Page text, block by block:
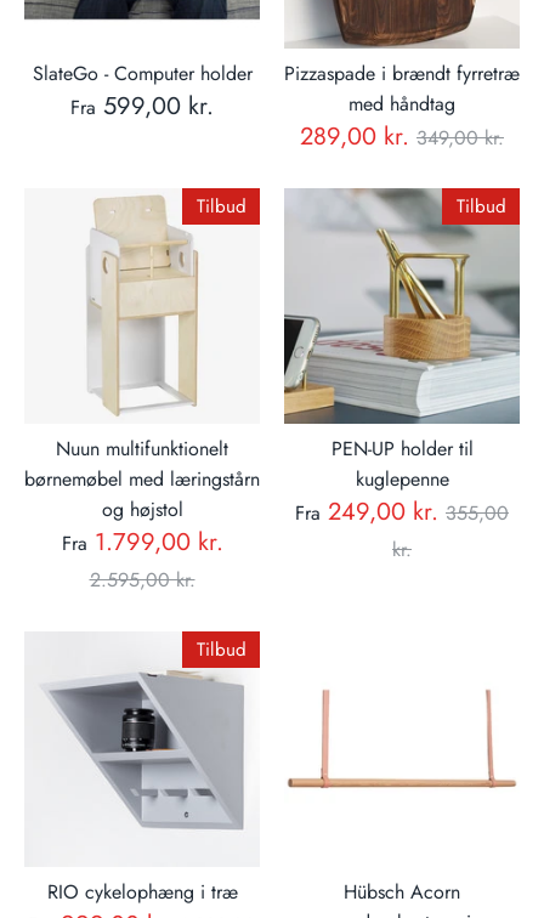
SlateGo - Computer holder
Fra 599,00 kr.
Pizzaspade i brændt fyrretræ
med håndtag
289,00 kr. Normal
349,00 kr.
Nuun multifunktionelt
børnemøbel med læringstårn
og højstol
Fra 1.799,00 kr.
2.595,00 kr.
Tilbud
PEN-UP holder til
kuglepenne
Fra 249,00 kr. Normal
355,00
kr.
Tilbud
RIO cykelophæng i træ
Tilbud
Hübsch Acorn